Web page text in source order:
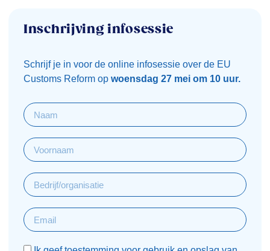
Inschrijving infosessie
Schrijf je in voor de online infosessie over de EU
Customs Reform op woensdag 27 mei om 10 uur.